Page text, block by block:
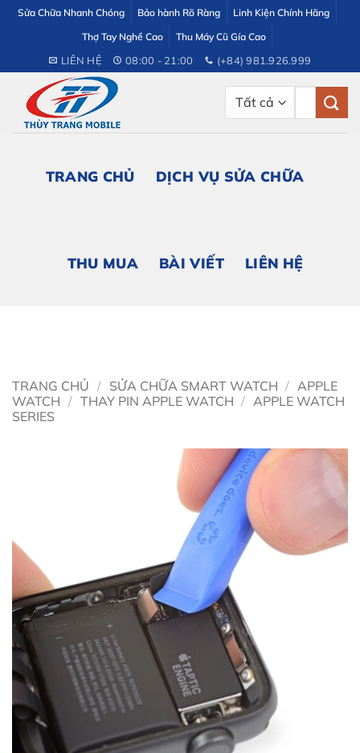
dung
Sửa Chữa Nhanh Chóng Bảo hành Rõ Ràng
Linh Kiện Chính Hãng
Thợ Tay Nghề Cao
Thu Máy Cũ Gía Cao
LIÊN HỆ 08:00 - 21:00 (+84) 981.926.999
TRANG CHỦ DỊCH VỤ SỬA CHỮA
THU MUA BÀI VIẾT LIÊN HỆ
TRANG CHỦ / SỬA CHỮA SMART WATCH / APPLE
WATCH / THAY PIN APPLE WATCH / APPLE WATCH
SERIES